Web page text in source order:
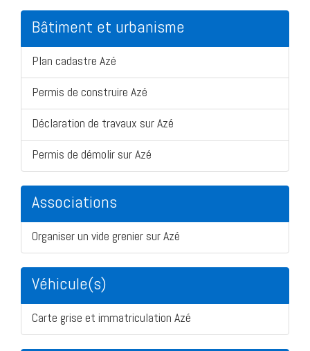
Bâtiment et urbanisme
Plan cadastre Azé
Permis de construire Azé
Déclaration de travaux sur Azé
Permis de démolir sur Azé
Associations
Organiser un vide grenier sur Azé
Véhicule(s)
Carte grise et immatriculation Azé